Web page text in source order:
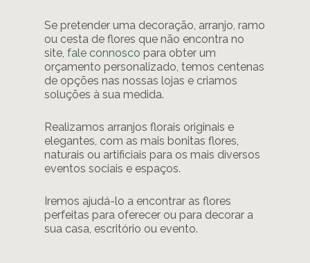
Se pretender uma decoração, arranjo, ramo
ou cesta de flores que não encontra no
site, fale connosco para obter um
orçamento personalizado, temos centenas
de opções nas nossas lojas e criamos
soluções à sua medida.
Realizamos arranjos florais originais e
elegantes, com as mais bonitas flores,
naturais ou artificiais para os mais diversos
eventos sociais e espaços.
Iremos ajudá-lo a encontrar as flores
perfeitas para oferecer ou para decorar a
sua casa, escritório ou evento.